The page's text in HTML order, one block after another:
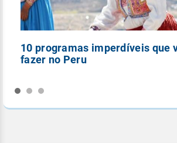
10 programas imperdíveis que
fazer no Peru